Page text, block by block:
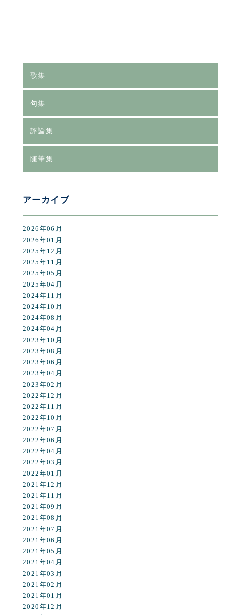
歌集
句集
評論集
随筆集
アーカイブ
2026年06月
2026年01月
2025年12月
2025年11月
2025年05月
2025年04月
2024年11月
2024年10月
2024年08月
2024年04月
2023年10月
2023年08月
2023年06月
2023年04月
2023年02月
2022年12月
2022年11月
2022年10月
2022年07月
2022年06月
2022年04月
2022年03月
2022年01月
2021年12月
2021年11月
2021年09月
2021年08月
2021年07月
2021年06月
2021年05月
2021年04月
2021年03月
2021年02月
2021年01月
2020年12月